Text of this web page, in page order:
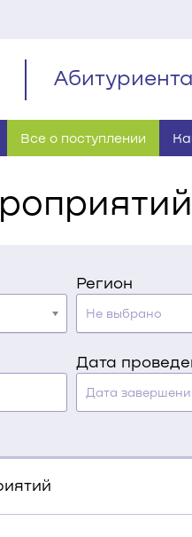
Все о поступлении
Регион
Не выбрано
Дата